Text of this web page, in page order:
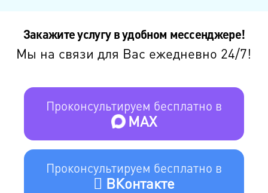
Закажите услугу в удобном мессенджере!
Мы на связи для Вас ежедневно 24/7!
Проконсультируем бесплатно в
MAX
Проконсультируем бесплатно в
ВКонтакте